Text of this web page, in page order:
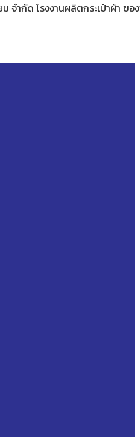
จำกัด โรงงานผลิตกระเป๋าผ้า ข